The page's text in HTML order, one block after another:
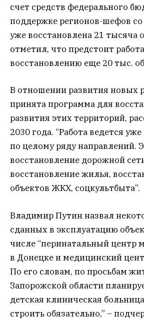
счет средств федерального
поддержке регионов-шефов со
уже восстановлена 21 тысяча
отметил, что предстоит
восстановлению еще 20 тыс.
В отношении развития новых
принята программа для
развития этих территорий,
2030 года. “Работа ведется
по целому ряду направлений.
восстановление дорожной
восстановление жилья,
объектов ЖКХ, соцкультбыта”.
Владимир Путин назвал
сданных в эксплуатацию
числе “перинатальный центр
в Донецке и медицинский
По его словам, по просьбам
Запорожской области
детская клиническая
строить обязательно,” –